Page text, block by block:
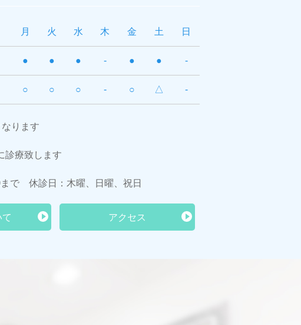
月 火 水 木 金 土 日
● ● ● - ● ● -
○ ○ ○ - ○ △ -
ります
診療致します
で 休診日：木曜、日曜、祝日
アクセス